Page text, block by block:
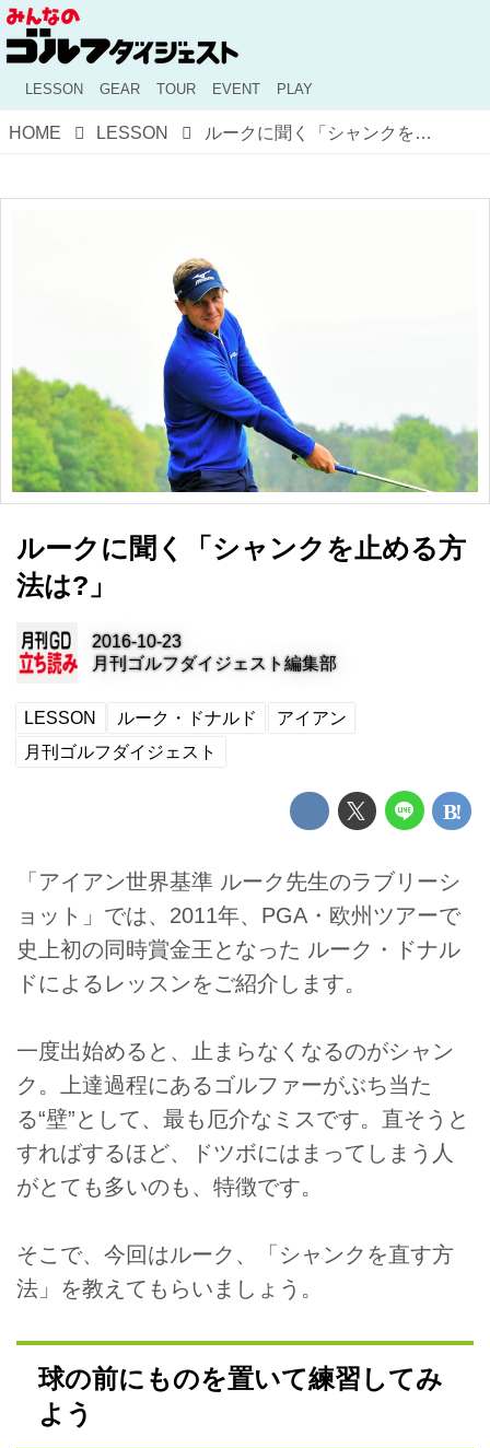
LESSON GEAR TOUR EVENT PLAY
HOME LESSON ルークに聞く「シャンクを止める方法は?」
ルークに聞く「シャンクを止める方
法は?」
2016-10-23
月刊ゴルフダイジェスト編集部
LESSON ルーク・ドナルド
アイアン
月刊ゴルフダイジェスト
「アイアン世界基準 ルーク先生のラブリーシ
ョット」では、2011年、PGA・欧州ツアーで
史上初の同時賞金王となった ルーク・ドナル
ドによるレッスンをご紹介します。
一度出始めると、止まらなくなるのがシャン
ク。上達過程にあるゴルファーがぶち当た
る“壁”として、最も厄介なミスです。直そうと
すればするほど、ドツボにはまってしまう人
がとても多いのも、特徴です。
そこで、今回はルーク、「シャンクを直す方
法」を教えてもらいましょう。
球の前にものを置いて練習してみ
よう